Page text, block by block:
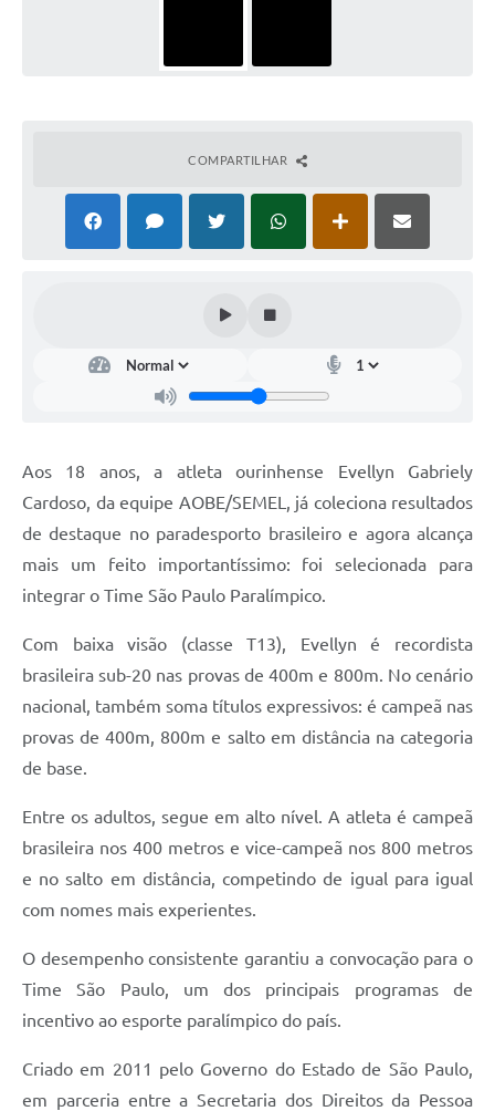
COMPARTILHAR
Aos 18 anos, a atleta ourinhense Evellyn Gabriely
Cardoso, da equipe AOBE/SEMEL, já coleciona resultados
de destaque no paradesporto brasileiro e agora alcança
mais um feito importantíssimo: foi selecionada para
integrar o Time São Paulo Paralímpico.
Com baixa visão (classe T13), Evellyn é recordista
brasileira sub-20 nas provas de 400m e 800m. No cenário
nacional, também soma títulos expressivos: é campeã nas
provas de 400m, 800m e salto em distância na categoria
de base.
Entre os adultos, segue em alto nível. A atleta é campeã
brasileira nos 400 metros e vice-campeã nos 800 metros
e no salto em distância, competindo de igual para igual
com nomes mais experientes.
O desempenho consistente garantiu a convocação para o
Time São Paulo, um dos principais programas de
incentivo ao esporte paralímpico do país.
Criado em 2011 pelo Governo do Estado de São Paulo,
em parceria entre a Secretaria dos Direitos da Pessoa